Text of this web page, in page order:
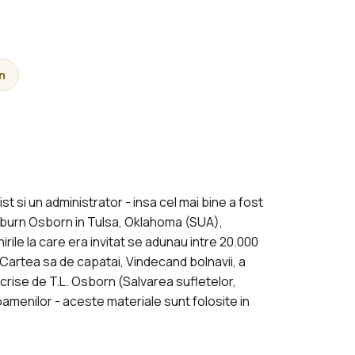
si un administrator - insa cel mai bine a fost
Osborn in Tulsa, Oklahoma (SUA),
la care era invitat se adunau intre 20.000
sa de capatai, Vindecand bolnavii, a
de T.L. Osborn (Salvarea sufletelor,
- aceste materiale sunt folosite in